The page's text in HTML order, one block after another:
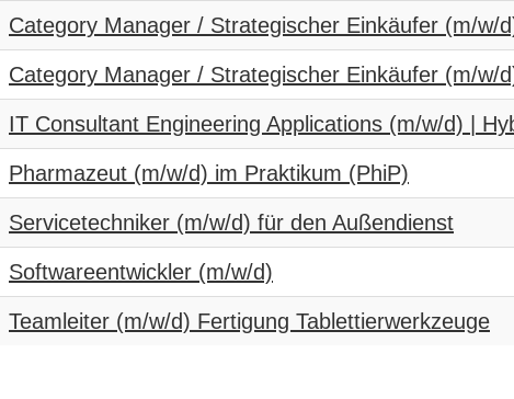
Category Manager / Strategischer Einkäufer (m/w/
Category Manager / Strategischer Einkäufer (m/w/
IT Consultant Engineering Applications (m/w/d) |
Pharmazeut (m/w/d) im Praktikum (PhiP)
Servicetechniker (m/w/d) für den Außendienst
Softwareentwickler (m/w/d)
Teamleiter (m/w/d) Fertigung Tablettierwerkzeuge